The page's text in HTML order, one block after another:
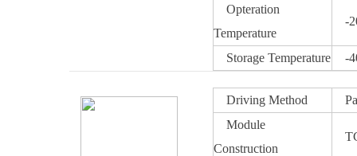
Opteration
Temperature
-
Storage Temperature -
Driving Method
Module
Construction